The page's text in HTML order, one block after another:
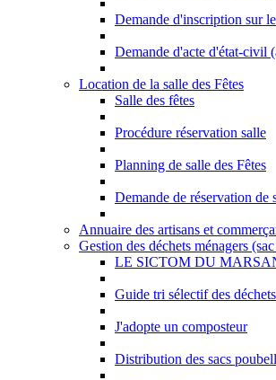
Demande d'inscription sur
Demande d'acte d'état-civil
Location de la salle des Fêtes
Salle des fêtes
Procédure réservation salle
Planning de salle des Fêtes
Demande de réservation de
Annuaire des artisans et
Gestion des déchets ménagers
LE SICTOM DU
Guide tri sélectif des déchets
J'adopte un composteur
Distribution des sacs